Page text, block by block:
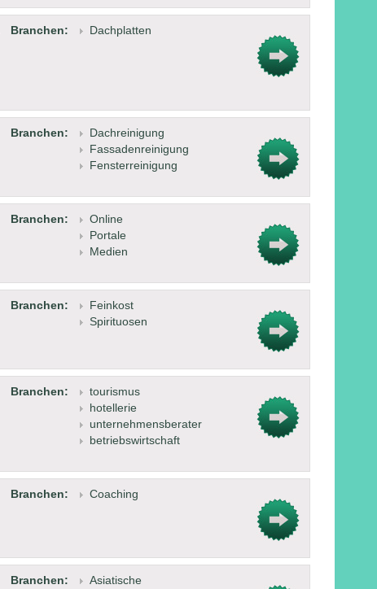
Branchen: Dachplatten
Branchen:
Dachreinigung
Fassadenreinigung
Fensterreinigung
Branchen:
Online
Portale
Medien
Branchen:
Feinkost
Spirituosen
Branchen:
tourismus
hotellerie
unternehmensberater
betriebswirtschaft
Branchen: Coaching
Branchen:
Asiatische